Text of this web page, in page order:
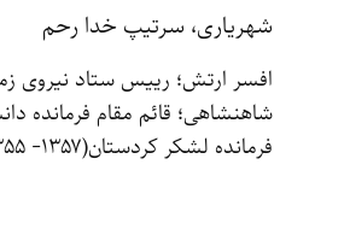
شهریاری، سرتیپ خدا رحم
افسر ارتش‌؛ رییس ستاد نیروی
شاهنشاهی‌؛ قائم مقام فرمانده
فرمانده لشکر کردستان‌(۱۳۵۷- ۱۳۵۵‌).